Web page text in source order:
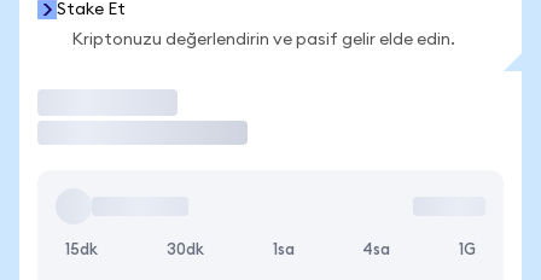
Stake Et
Kriptonuzu değerlendirin ve pasif gelir elde edin.
15dk 30dk 1sa 4sa 1G